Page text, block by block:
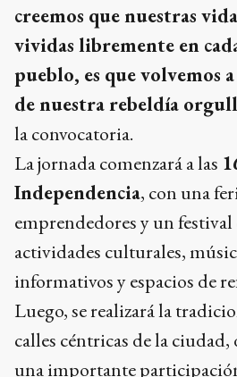
creemos que nuestras
vividas libremente en
pueblo, es que volvemos
de nuestra rebeldía
la convocatoria.
La jornada comenzará a las
Independencia, con una
emprendedores y un
actividades culturales,
informativos y espacios de
Luego, se realizará la
calles céntricas de la ciudad,
una importante